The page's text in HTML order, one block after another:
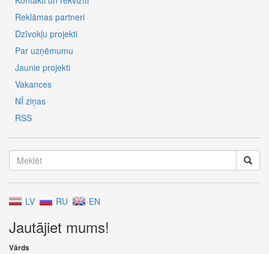
Reklāmas partneri
Dzīvokļu projekti
Par uzņēmumu
Jaunie projekti
Vakances
NĪ ziņas
RSS
LV RU EN
Jautājiet mums!
Vārds